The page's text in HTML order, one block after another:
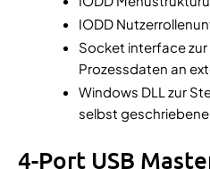
IODD
Socket interface
Prozessdaten an
Windows DLL zur
selbst
4-Port USB